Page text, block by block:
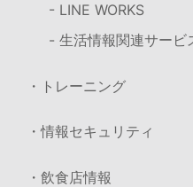
- LINE WORKS
- 生活情報関連サービ
・トレーニング
・情報セキュリティ
・飲食店情報